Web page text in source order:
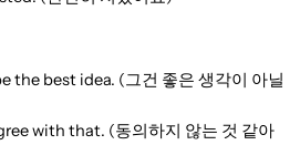
the best idea. (그건 좋은 생각이 아닐
with that. (동의하지 않는 것 같아